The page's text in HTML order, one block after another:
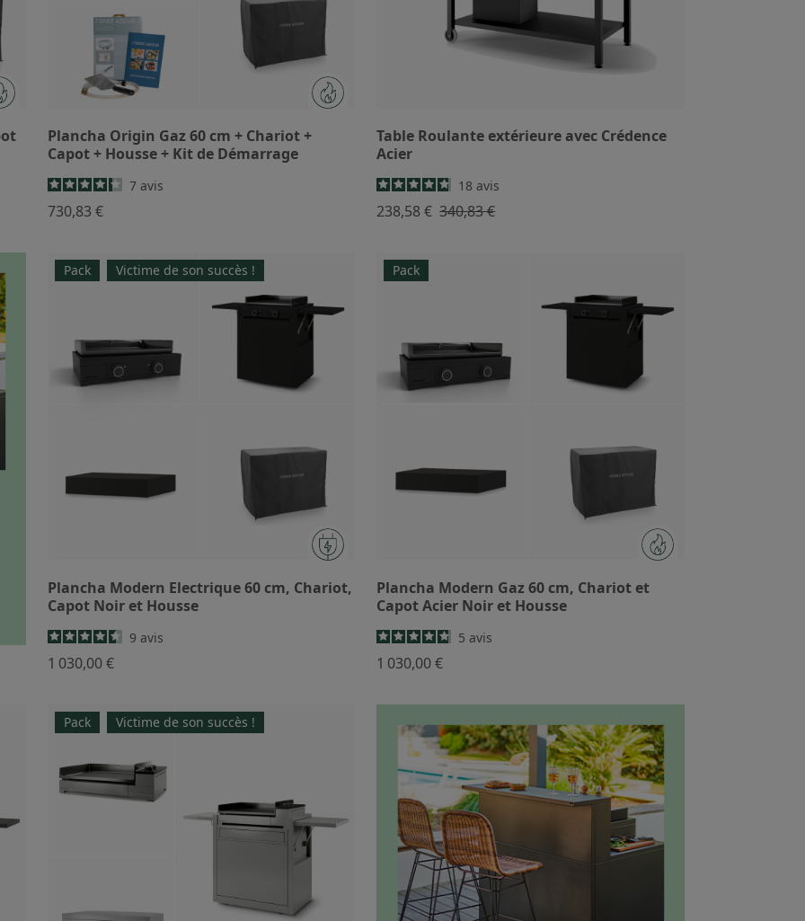
Plancha Origin Gaz 60 cm + Chariot +
Capot + Housse + Kit de Démarrage
7 avis
730,83 €
Table Roulante extérieure avec Crédence
Acier
18avis
238,58 € 340,83 €
Pack Victime de son succès !
Plancha Modern Electrique 60 cm, Chariot,
Capot Noir et Housse
9 avis
1 030,00 €
Pack
Plancha Modern Gaz 60 cm, Chariot et
Capot Acier Noir et Housse
5avis
1 030,00 €
Pack Victime de son succès !